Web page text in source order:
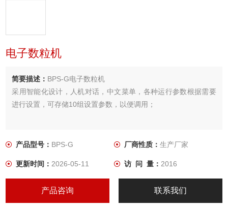
电子数粒机
简要描述： BPS-G电子数粒机
采用智能化设计，人机对话，中文菜单，各种运行参数根据需要
进行设置，可存储10组设置参数，以便调用；
产品型号： BPS-G 厂商性质： 生产厂家
更新时间：2026-05-11 访 问 量： 2016
产品咨询 联系我们